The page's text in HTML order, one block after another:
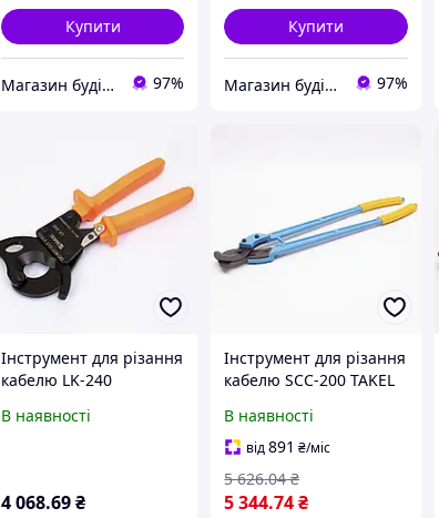
Купити
Магазин будівельних матеріалів "БУДУЄМО РАЗОМ" 97%
Купити
Магазин будівельних матеріалів "БУДУЄМО РАЗОМ" 97%
Інструмент для різання
кабелю LK-240
В наявності
4 068.69₴
Інструмент для різання
кабелю SCC-200 TAKEL
В наявності
від891 ₴/міс
5 344.74₴
5 626.04 ₴